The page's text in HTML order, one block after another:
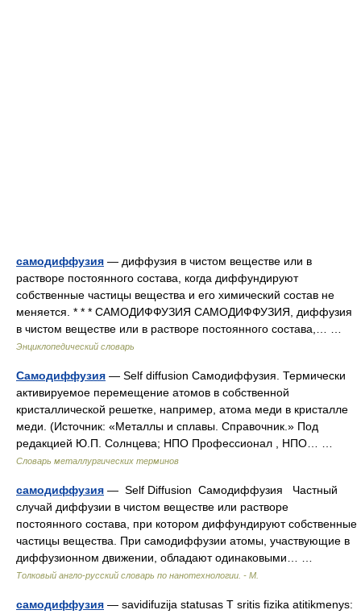
самодиффузия — диффузия в чистом веществе или в
растворе постоянного состава, когда диффундируют
собственные частицы вещества и его химический состав не
меняется. * * * САМОДИФФУЗИЯ САМОДИФФУЗИЯ, диффузия
в чистом веществе или в растворе постоянного состава,… …
Энциклопедический словарь
Самодиффузия — Self diffusion Самодиффузия. Термически
активируемое перемещение атомов в собственной
кристаллической решетке, например, атома меди в кристалле
меди. (Источник: «Металлы и сплавы. Справочник.» Под
редакцией Ю.П. Солнцева; НПО Профессионал , НПО… …
Словарь металлургических терминов
самодиффузия — Self Diffusion Самодиффузия Частный
случай диффузии в чистом веществе или растворе
постоянного состава, при котором диффундируют собственные
частицы вещества. При самодиффузии атомы, участвующие в
диффузионном движении, обладают одинаковыми… …
Толковый англо-русский словарь по нанотехнологии. - М.
самодиффузия — savidifuzija statusas T sritis fizika atitikmenys: